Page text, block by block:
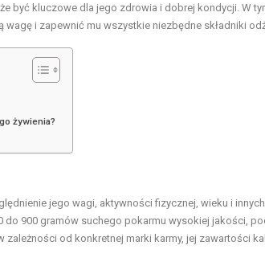
być kluczowe dla jego zdrowia i dobrej kondycji. W
i zapewnić mu wszystkie niezbędne składniki
żywienia?
jego wagi, aktywności fizycznej, wieku i
900 gramów suchego pokarmu wysokiej jakości,
zależności od konkretnej marki karmy, jej zawartości